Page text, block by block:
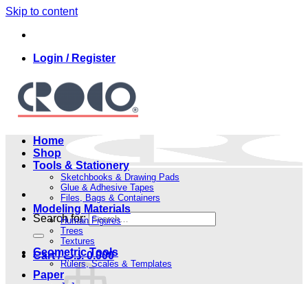
Skip to content
Login / Register
Search for:
Cart / 0.000 .د.ب
Home
Shop
Tools & Stationery
Sketchbooks & Drawing Pads
Glue & Adhesive Tapes
Files, Bags & Containers
Modeling Materials
Human Figures
Trees
Textures
Geometric Tools
Rulers, Scales & Templates
Paper